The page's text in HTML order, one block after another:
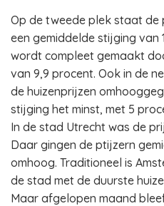
Op de tweede plek staat de
een gemiddelde stijging van
wordt compleet gemaakt
van 9,9 procent. Ook in de
de huizenprijzen
stijging het minst, met 5
In de stad Utrecht was de
Daar gingen de ptijzern
omhoog. Traditioneel is
de stad met de duurste
Maar afgelopen maand